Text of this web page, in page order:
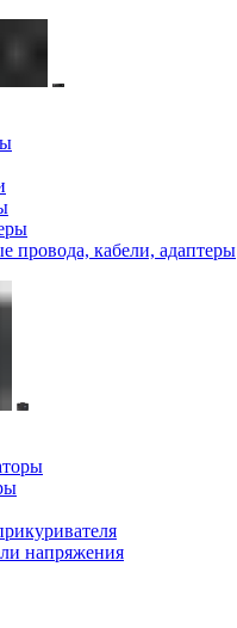
провода, кабели, адаптеры
напряжения